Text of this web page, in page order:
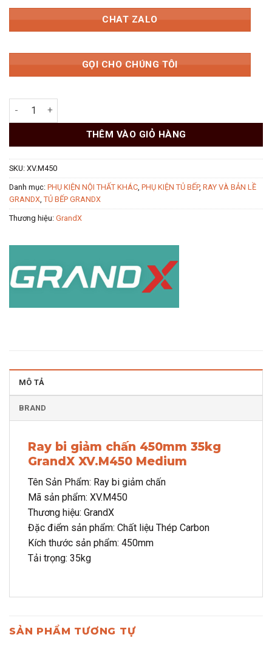
CHAT ZALO
GỌI CHO CHÚNG TÔI
Ray bi giảm chấn 450mm 35kg GrandX XV.M450 Medium số
THÊM VÀO GIỎ HÀNG
SKU: XV.M450
Danh mục: PHỤ KIỆN NỘI THẤT KHÁC, PHỤ KIỆN TỦ BẾP, RAY VÀ BẢN LỀ
GRANDX, TỦ BẾP GRANDX
Thương hiệu: GrandX
MÔ TẢ
BRAND
Ray bi giảm chấn 450mm 35kg
GrandX XV.M450 Medium
Tên Sản Phẩm: Ray bi giảm chấn
Mã sản phẩm: XV.M450
Thương hiệu: GrandX
Đặc điểm sản phẩm: Chất liệu Thép Carbon
Kích thước sản phẩm: 450mm
Tải trọng: 35kg
SẢN PHẨM TƯƠNG TỰ